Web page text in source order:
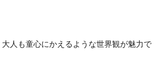
人も童心にかえるような世界観が魅力で